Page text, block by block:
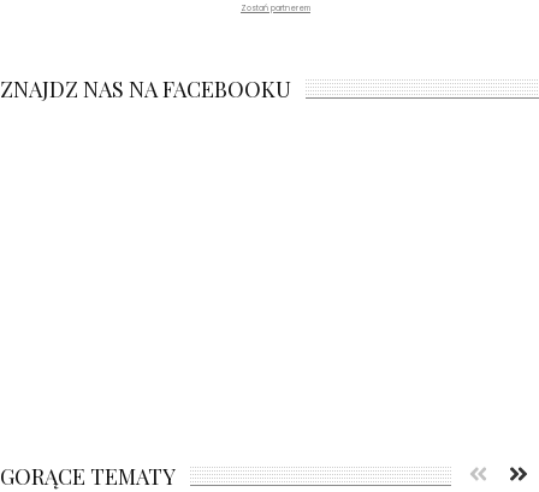
Zostań partnerem
ZNAJDZ NAS NA FACEBOOKU
GORĄCE TEMATY